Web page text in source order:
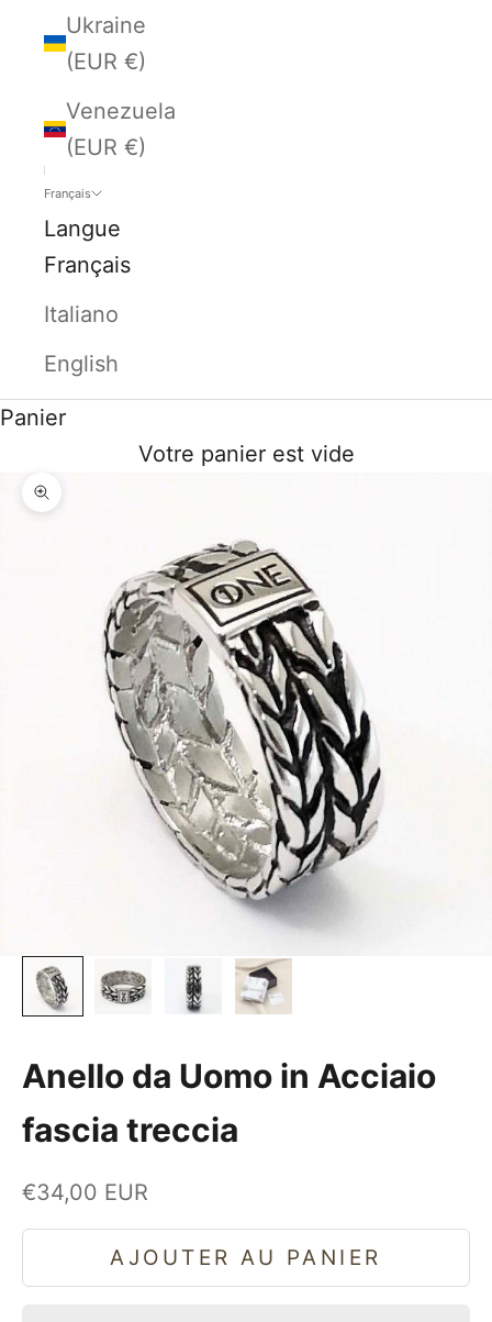
Ukraine
(EUR €)
Venezuela
(EUR €)
Français
Langue
Français
Italiano
English
Panier
Votre panier est vide
Zoomer sur l'image
Anello da Uomo in Acciaio
fascia treccia
Prix de vente
€34,00 EUR
AJOUTER AU PANIER